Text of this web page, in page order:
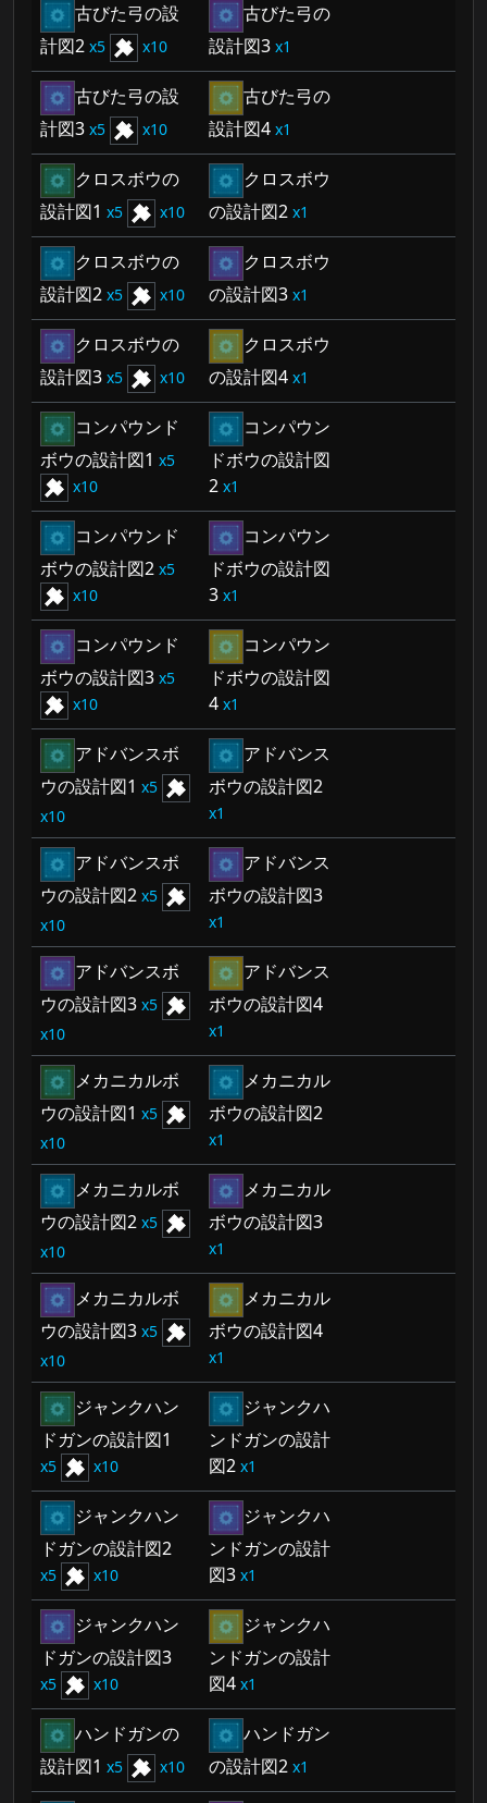
古びた弓の設
計図2 5 10
古びた弓の
設計図3
1
古びた弓の設
計図3 5 10
古びた弓の
設計図4
1
クロスボウの
設計図1
5 10
クロスボウ
の設計図2
1
クロスボウの
設計図2 5 10
クロスボウ
の設計図3
1
クロスボウの
設計図3 5 10
クロスボウ
の設計図4
1
コンパウンド
ボウの設計図1
5
10
コンパウン
ドボウの設計図
2
1
コンパウンド
ボウの設計図2 5
10
コンパウン
ドボウの設計図
3
1
コンパウンド
ボウの設計図3 5
10
コンパウン
ドボウの設計図
4
1
アドバンスボ
ウの設計図1
5
10
アドバンス
ボウの設計図2
1
アドバンスボ
ウの設計図2 5
10
アドバンス
ボウの設計図3
1
アドバンスボ
ウの設計図3 5
10
アドバンス
ボウの設計図4
1
メカニカルボ
ウの設計図1
5
10
メカニカル
ボウの設計図2
1
メカニカルボ
ウの設計図2 5
10
メカニカル
ボウの設計図3
1
メカニカルボ
ウの設計図3 5
10
メカニカル
ボウの設計図4
1
ジャンクハン
ドガンの設計図1
5 10
ジャンクハ
ンドガンの設計
図2
1
ジャンクハン
ドガンの設計図2
5 10
ジャンクハ
ンドガンの設計
図3
1
ジャンクハン
ドガンの設計図3
5 10
ジャンクハ
ンドガンの設計
図4
1
ハンドガンの
設計図1
5 10
ハンドガン
の設計図2
1